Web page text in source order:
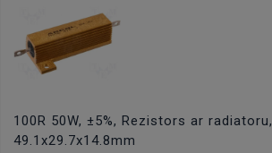
100R 50W, ±5%, Rezistors ar radiatoru,
49.1x29.7x14.8mm